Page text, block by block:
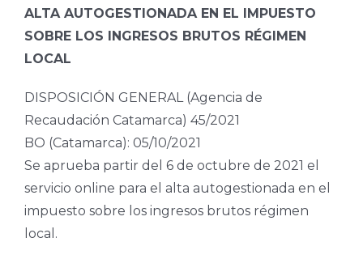
ALTA AUTOGESTIONADA EN EL IMPUESTO
SOBRE LOS INGRESOS BRUTOS RÉGIMEN
LOCAL
DISPOSICIÓN GENERAL (Agencia de
Recaudación Catamarca) 45/2021
BO (Catamarca): 05/10/2021
Se aprueba partir del 6 de octubre de 2021 el
servicio online para el alta autogestionada en el
impuesto sobre los ingresos brutos régimen
local.